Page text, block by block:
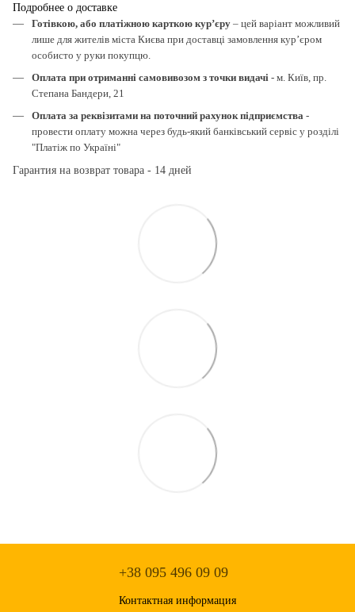
Подробнее о доставке
Готівкою, або платіжною карткою кур’єру – цей варіант можливий
лише для жителів міста Києва при доставці замовлення кур’єром
особисто у руки покупцю.
Оплата при отриманні самовивозом з точки видачі - м. Київ, пр.
Степана Бандери, 21
Оплата за реквізитами на поточний рахунок підприємства -
провести оплату можна через будь-який банківський сервіс у розділі
"Платіж по Україні"
Гарантия на возврат товара - 14 дней
+38 095 496 09 09
Контактная информация